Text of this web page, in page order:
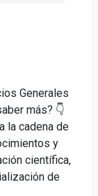
Generales
más? 👇
la cadena de
y
científica,
de